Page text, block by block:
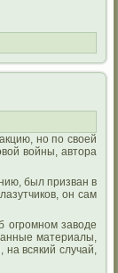
но по своей
войны, автора
был призван в
он сам
огромном заводе
материалы,
всякий случай,